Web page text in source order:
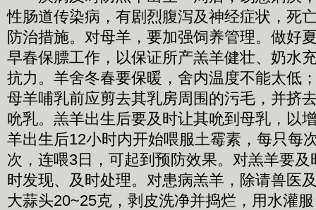
性肠道传染病，有剧烈腹泻及神经症状，死
防治措施。对母羊，要加强饲养管理。做好
早春保膘工作，以保证所产羔羊健壮、奶水
抗力。羊舍冬春要保暖，舍内温度不能太低
母羊哺乳前应剪去其乳房周围的污毛，并挤
吮乳。羔羊出生后要及时让其吮到母乳，以
羊出生后12小时内开始喂服土霉素，每只每
次，连喂3日，可起到预防效果。对羔羊要
时发现、及时处理。对患病羔羊，除请兽医
大蒜头20~25克，剥皮洗净并捣烂，用水灌